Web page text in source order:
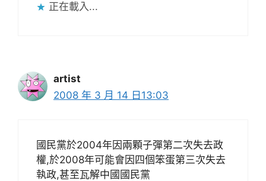
正在載入...
artist
2008 年 3 月 14 日13:03
國民黨於2004年因兩顆子彈第二次失去政
權,於2008年可能會因四個笨蛋第三次失去
執政,甚至瓦解中國國民黨